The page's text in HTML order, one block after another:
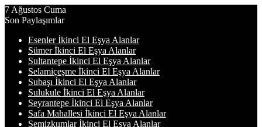
7 Ağustos Cuma
Son Paylaşımlar
Esenler İkinci El Eşya Alanlar
Sümer İkinci El Eşya Alanlar
Sultantepe İkinci El Eşya Alanlar
Selamiçeşme İkinci El Eşya Alanlar
Subaşı İkinci El Eşya Alanlar
Sulukule İkinci El Eşya Alanlar
Seyrantepe İkinci El Eşya Alanlar
Safa Mahallesi İkinci El Eşya Alanlar
Semizkumlar İkinci El Eşya Alanlar